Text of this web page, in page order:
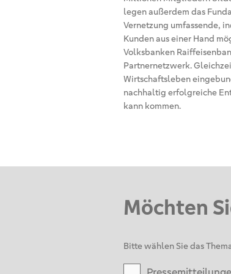
legen außerdem das
Vernetzung umfassende,
Kunden aus einer Hand
Volksbanken
Partnernetzwerk.
Wirtschaftsleben
nachhaltig erfolgreiche
kann kommen.
Möchten
Bitte wählen Sie das